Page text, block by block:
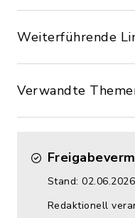
Weiterführende
Verwandte
Stand: 02.06.2026
Redaktionell